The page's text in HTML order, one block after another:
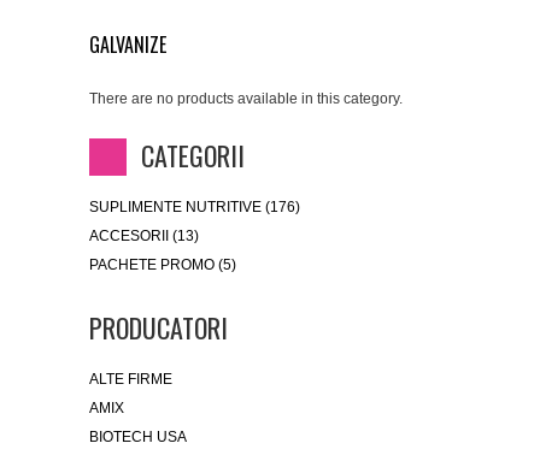
GALVANIZE
There are no products available in this category.
CATEGORII
SUPLIMENTE NUTRITIVE (176)
ACCESORII (13)
PACHETE PROMO (5)
PRODUCATORI
ALTE FIRME
AMIX
BIOTECH USA